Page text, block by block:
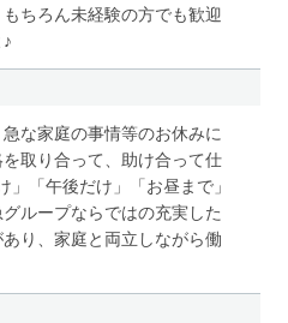
ちろん未経験の方でも歓迎
な家庭の事情等のお休みに
取り合って、助け合って仕
「午後だけ」「お昼まで」
ループならではの充実した
り、家庭と両立しながら働